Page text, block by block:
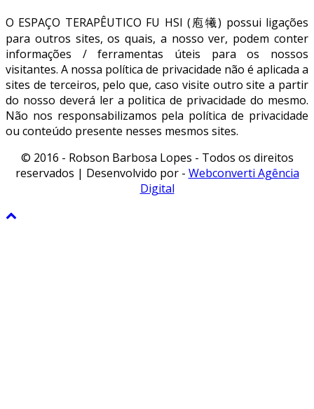
O ESPAÇO TERAPÊUTICO FU HSI (庖犧) possui ligações
para outros sites, os quais, a nosso ver, podem conter
informações / ferramentas úteis para os nossos
visitantes. A nossa política de privacidade não é aplicada a
sites de terceiros, pelo que, caso visite outro site a partir
do nosso deverá ler a politica de privacidade do mesmo.
Não nos responsabilizamos pela política de privacidade
ou conteúdo presente nesses mesmos sites.
© 2016 - Robson Barbosa Lopes - Todos os direitos
reservados | Desenvolvido por - Webconverti Agência
Digital